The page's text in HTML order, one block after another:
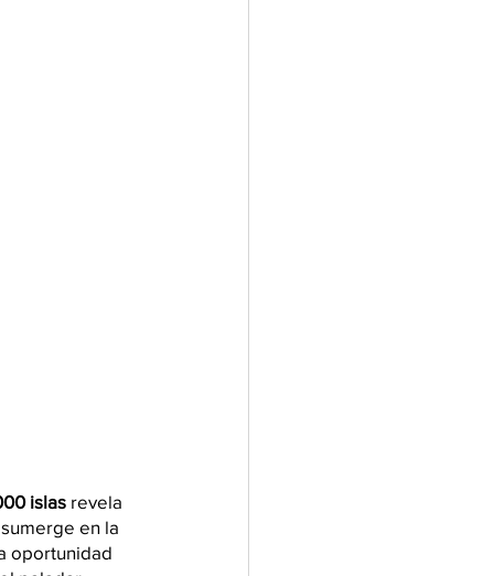
islas revela
en la
oportunidad